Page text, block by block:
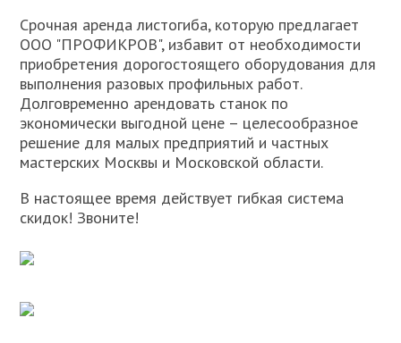
Срочная аренда листогиба, которую предлагает
ООО "ПРОФИКРОВ", избавит от необходимости
приобретения дорогостоящего оборудования для
выполнения разовых профильных работ.
Долговременно арендовать станок по
экономически выгодной цене – целесообразное
решение для малых предприятий и частных
мастерских Москвы и Московской области.
В настоящее время действует гибкая система
скидок! Звоните!